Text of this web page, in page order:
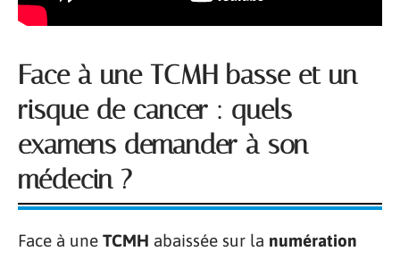
Face à une TCMH basse et un
risque de cancer : quels
examens demander à son
médecin ?
Face à une TCMH abaissée sur la numération